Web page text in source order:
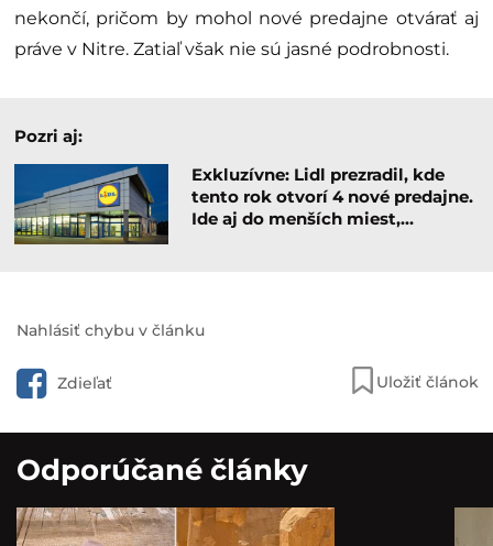
nekončí, pričom by mohol nové predajne otvárať aj
práve v Nitre. Zatiaľ však nie sú jasné podrobnosti.
Pozri aj:
Exkluzívne: Lidl prezradil, kde
tento rok otvorí 4 nové predajne.
Ide aj do menších miest,…
Nahlásiť chybu v článku
Zdieľať Uložiť článok
Odporúčané články